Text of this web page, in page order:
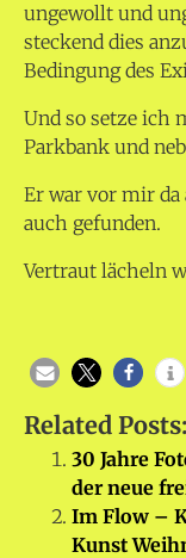
ungewollt und
steckend dies
Bedingung des
Und so setze ich
Parkbank und
Er war vor mir da
auch gefunden.
Vertraut lächeln
Related Posts:
30 Jahre
der neue
Im Flow –
Kunst